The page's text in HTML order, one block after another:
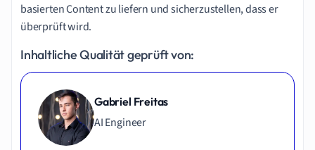
basierten Content zu liefern und sicherzustellen, dass er
überprüft wird.
Inhaltliche Qualität geprüft von:
Gabriel Freitas
AI Engineer